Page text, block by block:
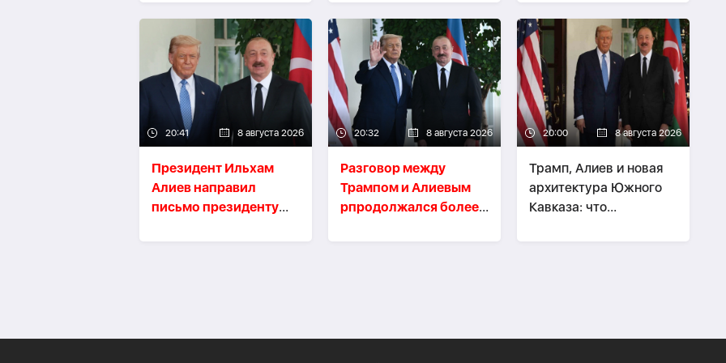
мира
20:41 8 августа 2026
Президент Ильхам
Алиев направил
письмо президенту
20:32 8 августа 2026
Разговор между
Трампом и Алиевым
рпродолжался более
20:00 8 августа 2026
Трамп, Алиев и новая
архитектура Южного
Кавказа: что
года -ВЗГЛЯД